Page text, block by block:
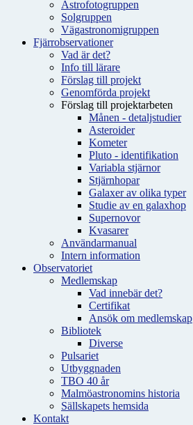
Astrofotogruppen
Solgruppen
Vägastronomigruppen
Fjärrobservationer
Vad är det?
Info till lärare
Förslag till projekt
Genomförda projekt
Förslag till projektarbeten
Månen - detaljstudier
Asteroider
Kometer
Pluto - identifikation
Variabla stjärnor
Stjärnhopar
Galaxer av olika typer
Studie av en galaxhop
Supernovor
Kvasarer
Användarmanual
Intern information
Observatoriet
Medlemskap
Vad innebär det?
Certifikat
Ansök om medlemskap
Bibliotek
Diverse
Pulsariet
Utbyggnaden
TBO 40 år
Malmöastronomins historia
Sällskapets hemsida
Kontakt